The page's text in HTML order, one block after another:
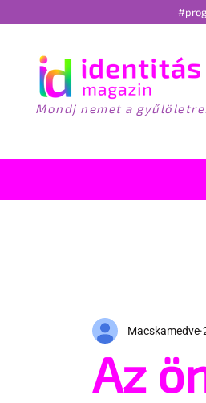
Mondj nemet a
Az
Macskamedve